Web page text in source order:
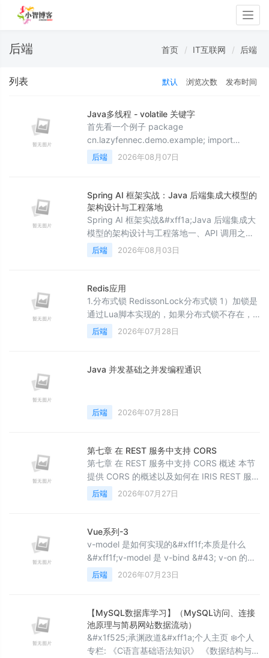
后端 首页 IT互联网 后端
列表 默认 浏览次数 发布时间
Java多线程 - volatile 关键字
首先看一个例子 package
cn.lazyfennec.demo.example; import
java.util.concurrent.TimeUnit; /** *
@Author: Neco * @Description: * @Date:
VisibilityDemo { pub
后端 2026年08月07日
Spring AI 框架实战：Java 后端集成大模型的
架构设计与工程落地
Spring AI 框架实战&#xff1a;Java 后端集成大
模型的架构设计与工程落地一、API 调用之外
的工程挑战&#xff1a;Java 应用集成 LLM 的真
实痛点当团队决定在 Java 后端系统中集成大
RestTemplate 或 WebClient 调用 OpenAI 的
HTTP API。这种做法在 Demo 阶段看似可行
&#xff0c
后端 2026年08月03日
Redis应用
1.分布式锁 RedissonLock分布式锁 1）加锁是
通过Lua脚本实现的，如果分布式锁不存在，
则会通过hset 分布式锁 uuid+threadid标识 1
进行加锁，并设超时时间30s 2）如果是重入
返回该锁到过期还要多长时间ttl，然后再尝试
设置超时时间为30
后端 2026年07月28日
Java 并发基础之并发编程通识
后端 2026年07月28日
第七章 在 REST 服务中支持 CORS
第七章 在 REST 服务中支持 CORS 概述 本节
提供 CORS 的概述以及如何在 IRIS REST 服务
中启用 CORS 的概述。 CORS 简介 跨域资源
共享 (CORS) 允许在另一个域中运行的脚本访
时，它允许对同一个域进行 XMLHttpRequest
调用，但在对另一个域进行调用时不允许它
们。此浏览器行为限制某人创建可滥用机密数
据的恶意脚本。
后端 2026年07月27日
Vue系列-3
v-model 是如何实现的&#xff1f;本质是什么
&#xff1f;v-model 是 v-bind &#43; v-on 的语
法糖&#xff0c;实现数据和视图的双向绑定。在
普通 DOM 上&#xff0c;它绑定值和 input 事件
prop 和触发事件 $emit 实现父子通信。Vue2
默认使用 value/input&#xff0c
后端 2026年07月23日
【MySQL数据库学习】（MySQL访问、连接
池原理与简易网站数据流动）
&#x1f525;承渊政道&#xff1a;个人主页 ❄️个人
专栏: 《C语言基础语法知识》 《数据结构与算